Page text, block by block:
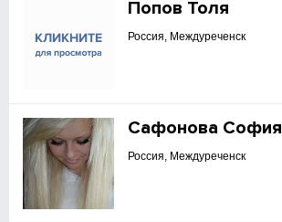
Попов Толя
Россия, Междуреченск
Сафонова София
Россия, Междуреченск